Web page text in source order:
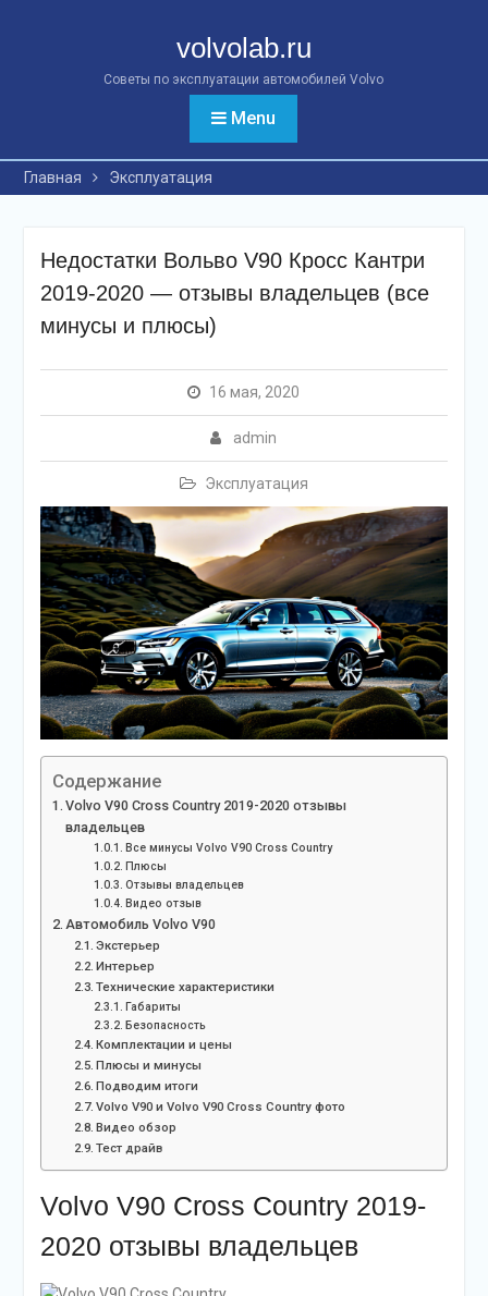
volvolab.ru
Советы по эксплуатации автомобилей Volvo
Menu
Главная Эксплуатация
Недостатки Вольво V90 Кросс Кантри
2019-2020 — отзывы владельцев (все
минусы и плюсы)
16 мая, 2020
admin
Эксплуатация
Содержание
Volvo V90 Cross Country 2019-2020 отзывы
владельцев
Все минусы Volvo V90 Cross Country
Плюсы
Отзывы владельцев
Видео отзыв
Автомобиль Volvo V90
Экстерьер
Интерьер
Технические характеристики
Габариты
Безопасность
Комплектации и цены
Плюсы и минусы
Подводим итоги
Volvo V90 и Volvo V90 Cross Country фото
Видео обзор
Тест драйв
Volvo V90 Cross Country 2019-
2020 отзывы владельцев